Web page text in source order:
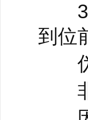
3、
到位
伪
非